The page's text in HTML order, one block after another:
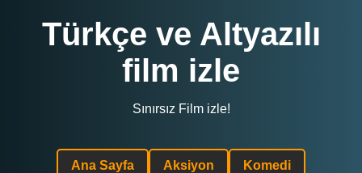
Türkçe ve Altyazılı
film izle
Sınırsız Film izle!
Ana Sayfa Aksiyon Komedi